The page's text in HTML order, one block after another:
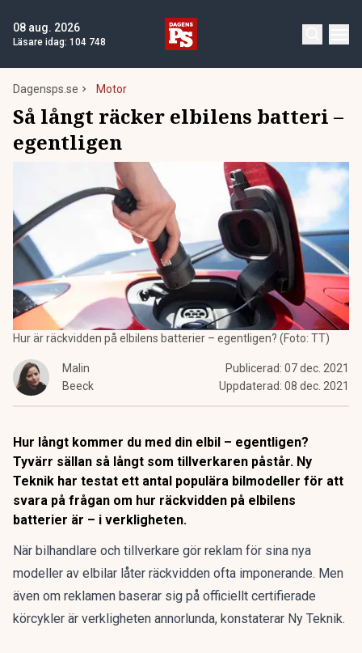
08 aug. 2026
Läsare idag: 104 748
Dagensps.se Motor
Så långt räcker elbilens batteri –
egentligen
Hur är räckvidden på elbilens batterier – egentligen? (Foto: TT)
Malin
Beeck
Publicerad: 07 dec. 2021
Uppdaterad: 08 dec. 2021
Hur långt kommer du med din elbil – egentligen?
Tyvärr sällan så långt som tillverkaren påstår. Ny
Teknik har testat ett antal populära bilmodeller för att
svara på frågan om hur räckvidden på elbilens
batterier är – i verkligheten.
När bilhandlare och tillverkare gör reklam för sina nya
modeller av elbilar låter räckvidden ofta imponerande. Men
även om reklamen baserar sig på officiellt certifierade
körcykler är verkligheten annorlunda, konstaterar Ny Teknik.